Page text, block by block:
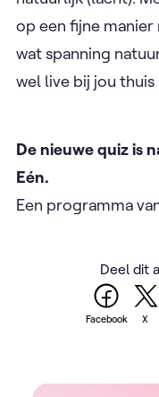
op een fijne
wat spanning
wel live bij jou thuis
De nieuwe quiz is
Eén.
Een programma
Deel dit
Facebook X